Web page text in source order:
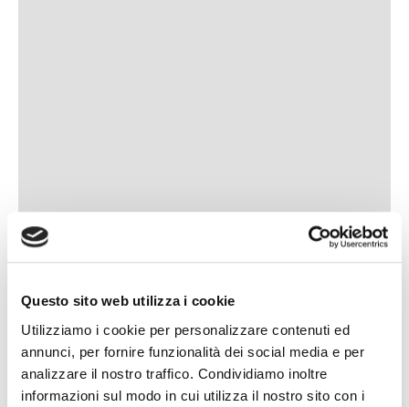
Questo sito web utilizza i cookie
Utilizziamo i cookie per personalizzare contenuti ed
annunci, per fornire funzionalità dei social media e per
analizzare il nostro traffico. Condividiamo inoltre
informazioni sul modo in cui utilizza il nostro sito con i